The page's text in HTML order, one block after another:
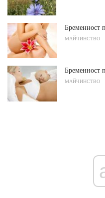
Бременност
МАЙЧИНСТВО
Бременност
МАЙЧИНСТВО